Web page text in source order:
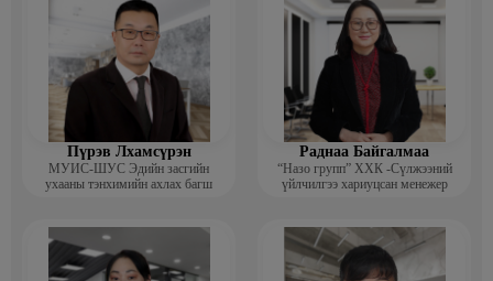
Пүрэв Лхамсүрэн
МУИС-ШУС Эдийн засгийн
ухааны тэнхимийн ахлах багш
Раднаа Байгалмаа
“Назо групп” ХХК -Сүлжээний
үйлчилгээ хариуцсан менежер